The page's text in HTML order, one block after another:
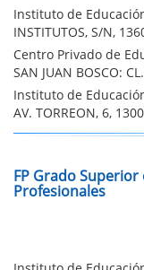
Instituto de
INSTITUTOS, S/N,
Centro Privado de
SAN JUAN BOSCO:
Instituto de
AV. TORREON, 6,
FP Grado
Profesionales